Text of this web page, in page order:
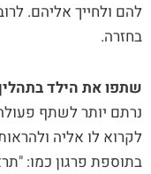
להם ולחייך אליהם.
בחזרה.
שתפו את הילד
נרתם יותר לשתף
לקרוא לו אליה
בתוספת פרגון כמו: